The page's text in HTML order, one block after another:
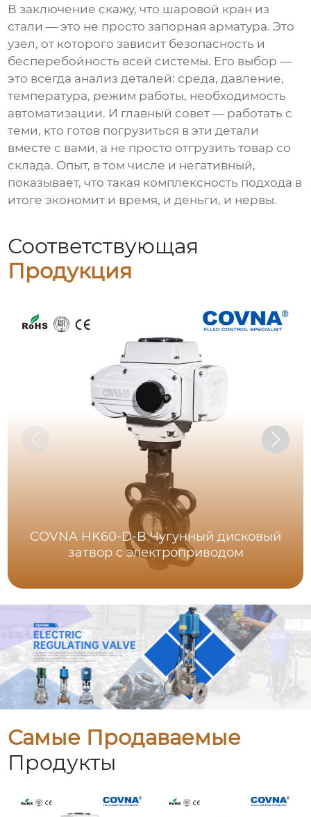
В заключение скажу, что шаровой кран из
стали — это не просто запорная арматура. Это
узел, от которого зависит безопасность и
бесперебойность всей системы. Его выбор —
это всегда анализ деталей: среда, давление,
температура, режим работы, необходимость
автоматизации. И главный совет — работать с
теми, кто готов погрузиться в эти детали
вместе с вами, а не просто отгрузить товар со
склада. Опыт, в том числе и негативный,
показывает, что такая комплексность подхода в
итоге экономит и время, и деньги, и нервы.
Соответствующая
Продукция
COVNA HK60-D-B Чугунный дисковый
затвор с электроприводом
Самые Продаваемые
Продукты